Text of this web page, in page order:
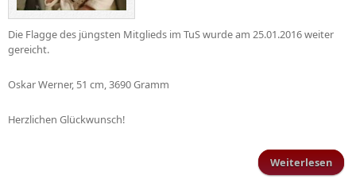
Die Flagge des jüngsten Mitglieds im TuS wurde am 25.01.2016 weiter
gereicht.
Oskar Werner, 51 cm, 3690 Gramm
Herzlichen Glückwunsch!
Weiterlesen